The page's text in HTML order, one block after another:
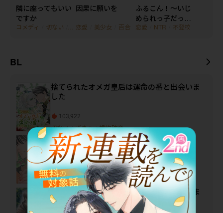
隣に座ってもいい
ですか
コメディ 切ない シリアス
因果に願いを
恋愛 美少女 百合
ふるこん！〜いじ
められっ子だった
僕が格闘技を習っ
恋愛 NTR 不登校
BL
捨てられたオメガ皇后は運命の番と出会いま
した
103,922
切ない / ざまぁ / 婚約破棄
繋がる鼓動は恋を知る
88,468
切ない / 溺愛 / 三角関係
悪役令嬢に転生した僕は断罪回避を目指しま
す！